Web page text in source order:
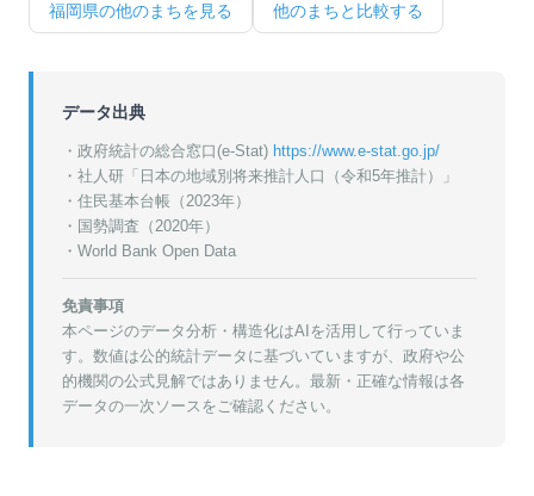
福岡県の他のまちを見る 他のまちと比較する
データ出典
・政府統計の総合窓口(e-Stat) https://www.e-stat.go.jp/
・ 社人研「日本の地域別将来推計人口（令和5年推計）」
・ 住民基本台帳（2023年）
・ 国勢調査（2020年）
・World Bank Open Data
免責事項
本ページのデータ分析・構造化はAIを活用して行っていま
す。数値は公的統計データに基づいていますが、政府や公
的機関の公式見解ではありません。最新・正確な情報は各
データの一次ソースをご確認ください。